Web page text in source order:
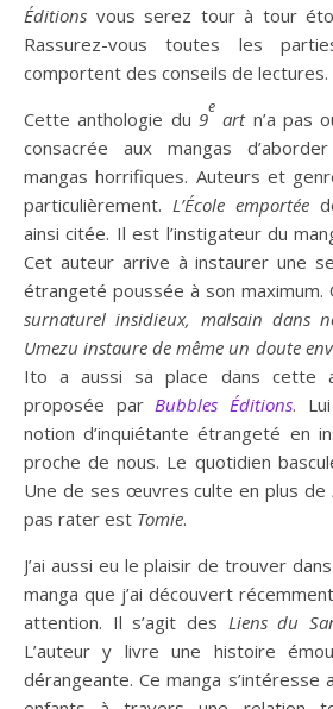
Éditions vous serez tour à tour
Rassurez-vous toutes les
comportent des conseils de lectures.
Cette anthologie du 9
e
artn’a pas
consacrée aux mangas
mangas horrifiques. Auteurs et
particulièrement. L’École emportée
ainsi citée. Il est l’instigateur du
Cet auteur arrive à instaurer une
étrangeté poussée à son maximum.
surnaturel insidieux, malsain dans
Umezu instaure de même un doute
Ito a aussi sa place dans cette
proposée par Bubbles Éditions.
notion d’inquiétante étrangeté en
proche de nous. Le quotidien
Une de ses œuvres culte en plus de
pas rater est Tomie.
J’ai aussi eu le plaisir de trouver
manga que j’ai découvert
attention. Il s’agit des Liens du
L’auteur y livre une histoire
dérangeante. Ce manga s’intéresse